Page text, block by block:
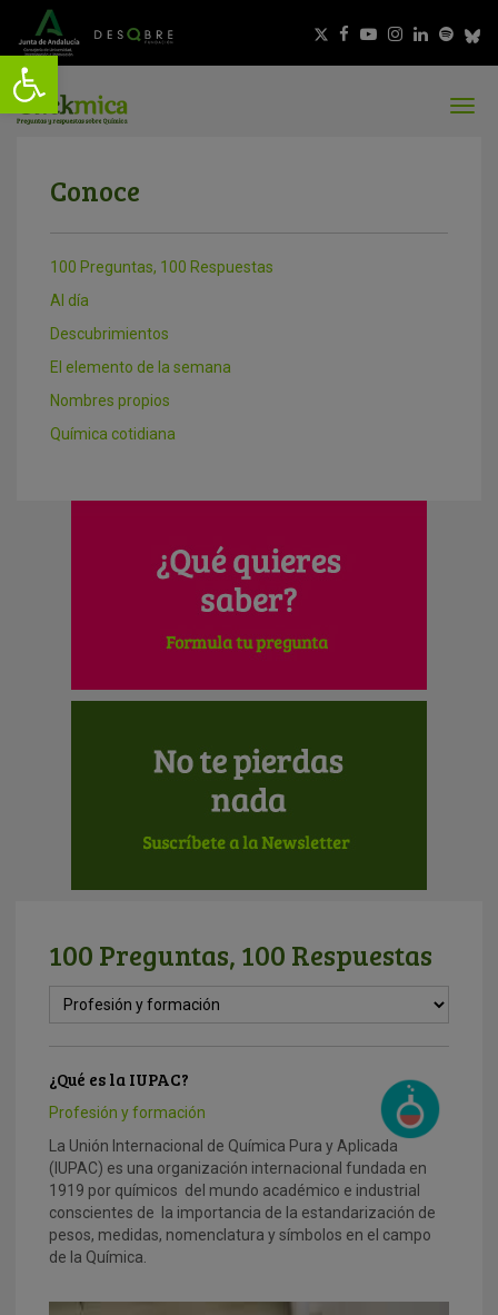
Conoce
100 Preguntas, 100 Respuestas
Al día
Descubrimientos
El elemento de la semana
Nombres propios
Química cotidiana
100 Preguntas, 100 Respuestas
¿Qué es la IUPAC?
Profesión y formación
La Unión Internacional de Química Pura y Aplicada
(IUPAC) es una organización internacional fundada en
1919 por químicos del mundo académico e industrial
conscientes de la importancia de la estandarización de
pesos, medidas, nomenclatura y símbolos en el campo
de la Química.